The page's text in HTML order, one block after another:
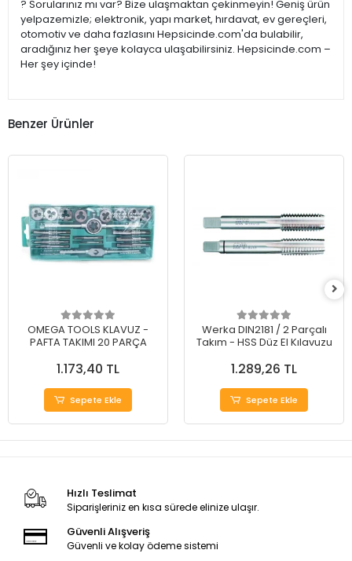
? Sorularınız mı var? Bize ulaşmaktan çekinmeyin! Geniş ürün
yelpazemizle; elektronik, yapı market, hırdavat, ev gereçleri,
otomotiv ve daha fazlasını Hepsicinde.com'da bulabilir,
aradığınız her şeye kolayca ulaşabilirsiniz. Hepsicinde.com –
Her şey içinde!
Benzer Ürünler
OMEGA TOOLS KLAVUZ -
PAFTA TAKIMI 20 PARÇA
1.173,40 TL
Sepete Ekle
Werka DIN2181 / 2 Parçalı
Takım - HSS Düz El Kılavuzu
1.289,26 TL
Sepete Ekle
Hızlı Teslimat
Siparişleriniz en kısa sürede elinize ulaşır.
Güvenli Alışveriş
Güvenli ve kolay ödeme sistemi